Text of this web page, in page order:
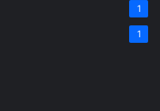
1
1